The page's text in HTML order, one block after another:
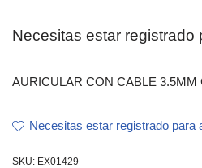
Necesitas estar registrado
AURICULAR CON CABLE
Necesitas estar registrado para
SKU: EX01429